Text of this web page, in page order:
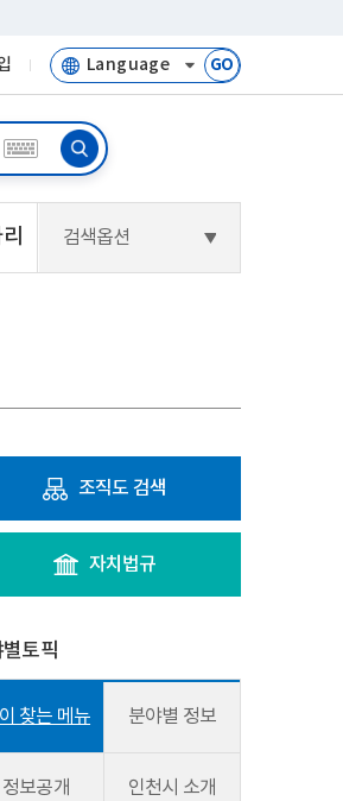
GO
검색옵션
조직도 검색
자치법규
토픽
찾는 메뉴 분야별 정보
정보공개 인천시 소개